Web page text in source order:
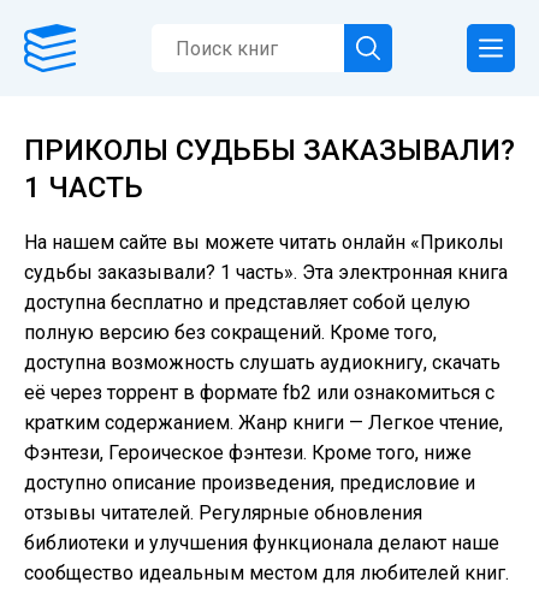
ПРИКОЛЫ СУДЬБЫ ЗАКАЗЫВАЛИ?
1 ЧАСТЬ
На нашем сайте вы можете читать онлайн «Приколы
судьбы заказывали? 1 часть». Эта электронная книга
доступна бесплатно и представляет собой целую
полную версию без сокращений. Кроме того,
доступна возможность слушать аудиокнигу, скачать
её через торрент в формате fb2 или ознакомиться с
кратким содержанием. Жанр книги — Легкое чтение,
Фэнтези, Героическое фэнтези. Кроме того, ниже
доступно описание произведения, предисловие и
отзывы читателей. Регулярные обновления
библиотеки и улучшения функционала делают наше
сообщество идеальным местом для любителей книг.